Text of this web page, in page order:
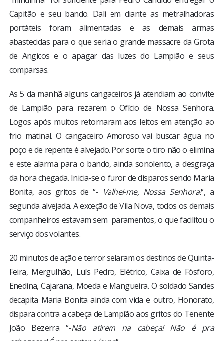
Capitão e seu bando. Dali em diante as metralhadoras
portáteis foram alimentadas e as demais armas
abastecidas para o que seria o grande massacre da Grota
de Angicos e o apagar das luzes do Lampião e seus
comparsas.
As 5 da manhã alguns cangaceiros já atendiam ao convite
de Lampião para rezarem o Ofício de Nossa Senhora.
Logos após muitos retornaram aos leitos em atenção ao
frio matinal. O cangaceiro Amoroso vai buscar água no
poço e de repente é alvejado. Por sorte o tiro não o elimina
e este alarma para o bando, ainda sonolento, a desgraça
da hora chegada. Inicia-se o furor de disparos sendo Maria
Bonita, aos gritos de “- Valhei-me, Nossa Senhora!”, a
segunda alvejada. A exceção de Vila Nova, todos os demais
companheiros estavam sem paramentos, o que facilitou o
serviço dos volantes.
20 minutos de ação e terror selaram os destinos de Quinta-
Feira, Mergulhão, Luís Pedro, Elétrico, Caixa de Fósforo,
Enedina, Cajarana, Moeda e Mangueira. O soldado Sandes
decapita Maria Bonita ainda com vida e outro, Honorato,
dispara contra a cabeça de Lampião aos gritos do Tenente
João Bezerra “-Não atirem na cabeça! Não é pra